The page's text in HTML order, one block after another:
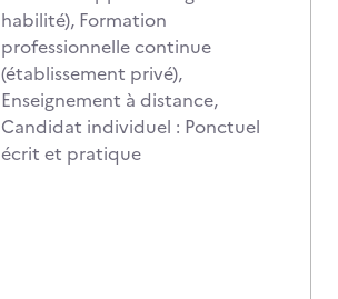
habilité), Formation
professionnelle continue
(établissement privé),
Enseignement à distance,
Candidat individuel : Ponctuel
écrit et pratique